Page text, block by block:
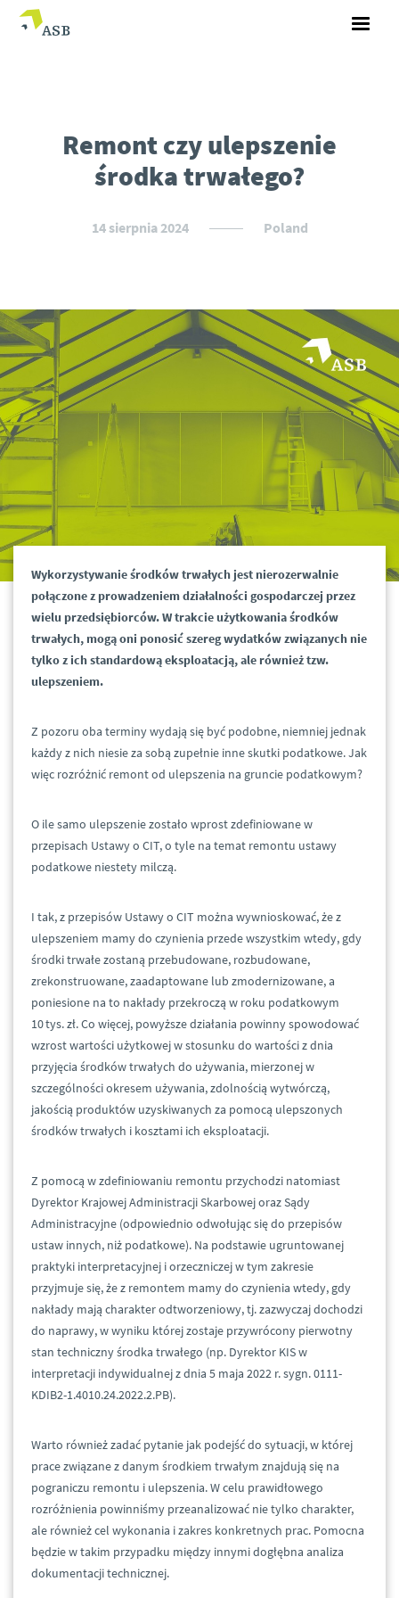
Remont czy ulepszenie
środka trwałego?
14 sierpnia 2024 Poland
Wykorzystywanie środków trwałych jest nierozerwalnie
połączone z prowadzeniem działalności gospodarczej przez
wielu przedsiębiorców. W trakcie użytkowania środków
trwałych, mogą oni ponosić szereg wydatków związanych nie
tylko z ich standardową eksploatacją, ale również tzw.
ulepszeniem.
Z pozoru oba terminy wydają się być podobne, niemniej jednak
każdy z nich niesie za sobą zupełnie inne skutki podatkowe. Jak
więc rozróżnić remont od ulepszenia na gruncie podatkowym?
O ile samo ulepszenie zostało wprost zdefiniowane w
przepisach Ustawy o CIT, o tyle na temat remontu ustawy
podatkowe niestety milczą.
I tak, z przepisów Ustawy o CIT można wywnioskować, że z
ulepszeniem mamy do czynienia przede wszystkim wtedy, gdy
środki trwałe zostaną przebudowane, rozbudowane,
zrekonstruowane, zaadaptowane lub zmodernizowane, a
poniesione na to nakłady przekroczą w roku podatkowym
10 tys. zł. Co więcej, powyższe działania powinny spowodować
wzrost wartości użytkowej w stosunku do wartości z dnia
przyjęcia środków trwałych do używania, mierzonej w
szczególności okresem używania, zdolnością wytwórczą,
jakością produktów uzyskiwanych za pomocą ulepszonych
środków trwałych i kosztami ich eksploatacji.
Z pomocą w zdefiniowaniu remontu przychodzi natomiast
Dyrektor Krajowej Administracji Skarbowej oraz Sądy
Administracyjne (odpowiednio odwołując się do przepisów
ustaw innych, niż podatkowe). Na podstawie ugruntowanej
praktyki interpretacyjnej i orzeczniczej w tym zakresie
przyjmuje się, że z remontem mamy do czynienia wtedy, gdy
nakłady mają charakter odtworzeniowy, tj. zazwyczaj dochodzi
do naprawy, w wyniku której zostaje przywrócony pierwotny
stan techniczny środka trwałego (np. Dyrektor KIS w
interpretacji indywidualnej z dnia 5 maja 2022 r. sygn. 0111-
KDIB2-1.4010.24.2022.2.PB).
Warto również zadać pytanie jak podejść do sytuacji, w której
prace związane z danym środkiem trwałym znajdują się na
pograniczu remontu i ulepszenia. W celu prawidłowego
rozróżnienia powinniśmy przeanalizować nie tylko charakter,
ale również cel wykonania i zakres konkretnych prac. Pomocna
będzie w takim przypadku między innymi dogłębna analiza
dokumentacji technicznej.